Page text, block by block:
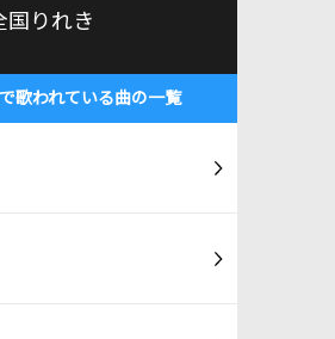
国りれき
歌われている曲の一覧